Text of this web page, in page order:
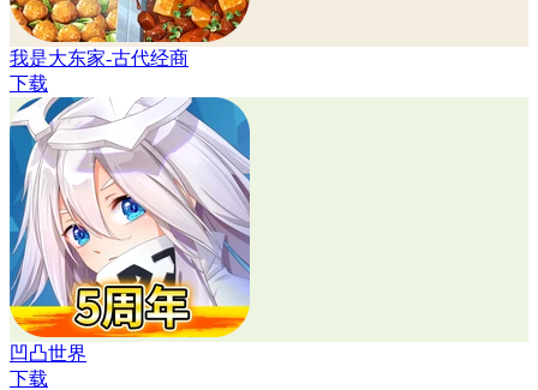
我是大东家-古代经商
下载
凹凸世界
下载